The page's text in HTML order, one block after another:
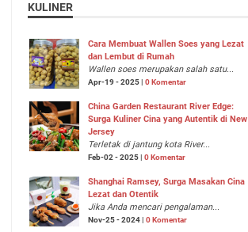
KULINER
Cara Membuat Wallen Soes yang Lezat
dan Lembut di Rumah
Wallen soes merupakan salah satu...
Apr-19 - 2025 | 0 Komentar
China Garden Restaurant River Edge:
Surga Kuliner Cina yang Autentik di New
Jersey
Terletak di jantung kota River...
Feb-02 - 2025 | 0 Komentar
Shanghai Ramsey, Surga Masakan Cina
Lezat dan Otentik
Jika Anda mencari pengalaman...
Nov-25 - 2024 | 0 Komentar